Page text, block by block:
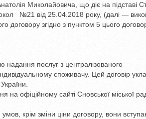
Миколайовича, що діє на підставі
№21 від 25.04.2018 року, (далі —
договору згідно з пунктом 5 цього
послуг з централізованого
споживачу. Цей договір
на офіційному сайті Сновської міської
крім зміни ціни договору, вони